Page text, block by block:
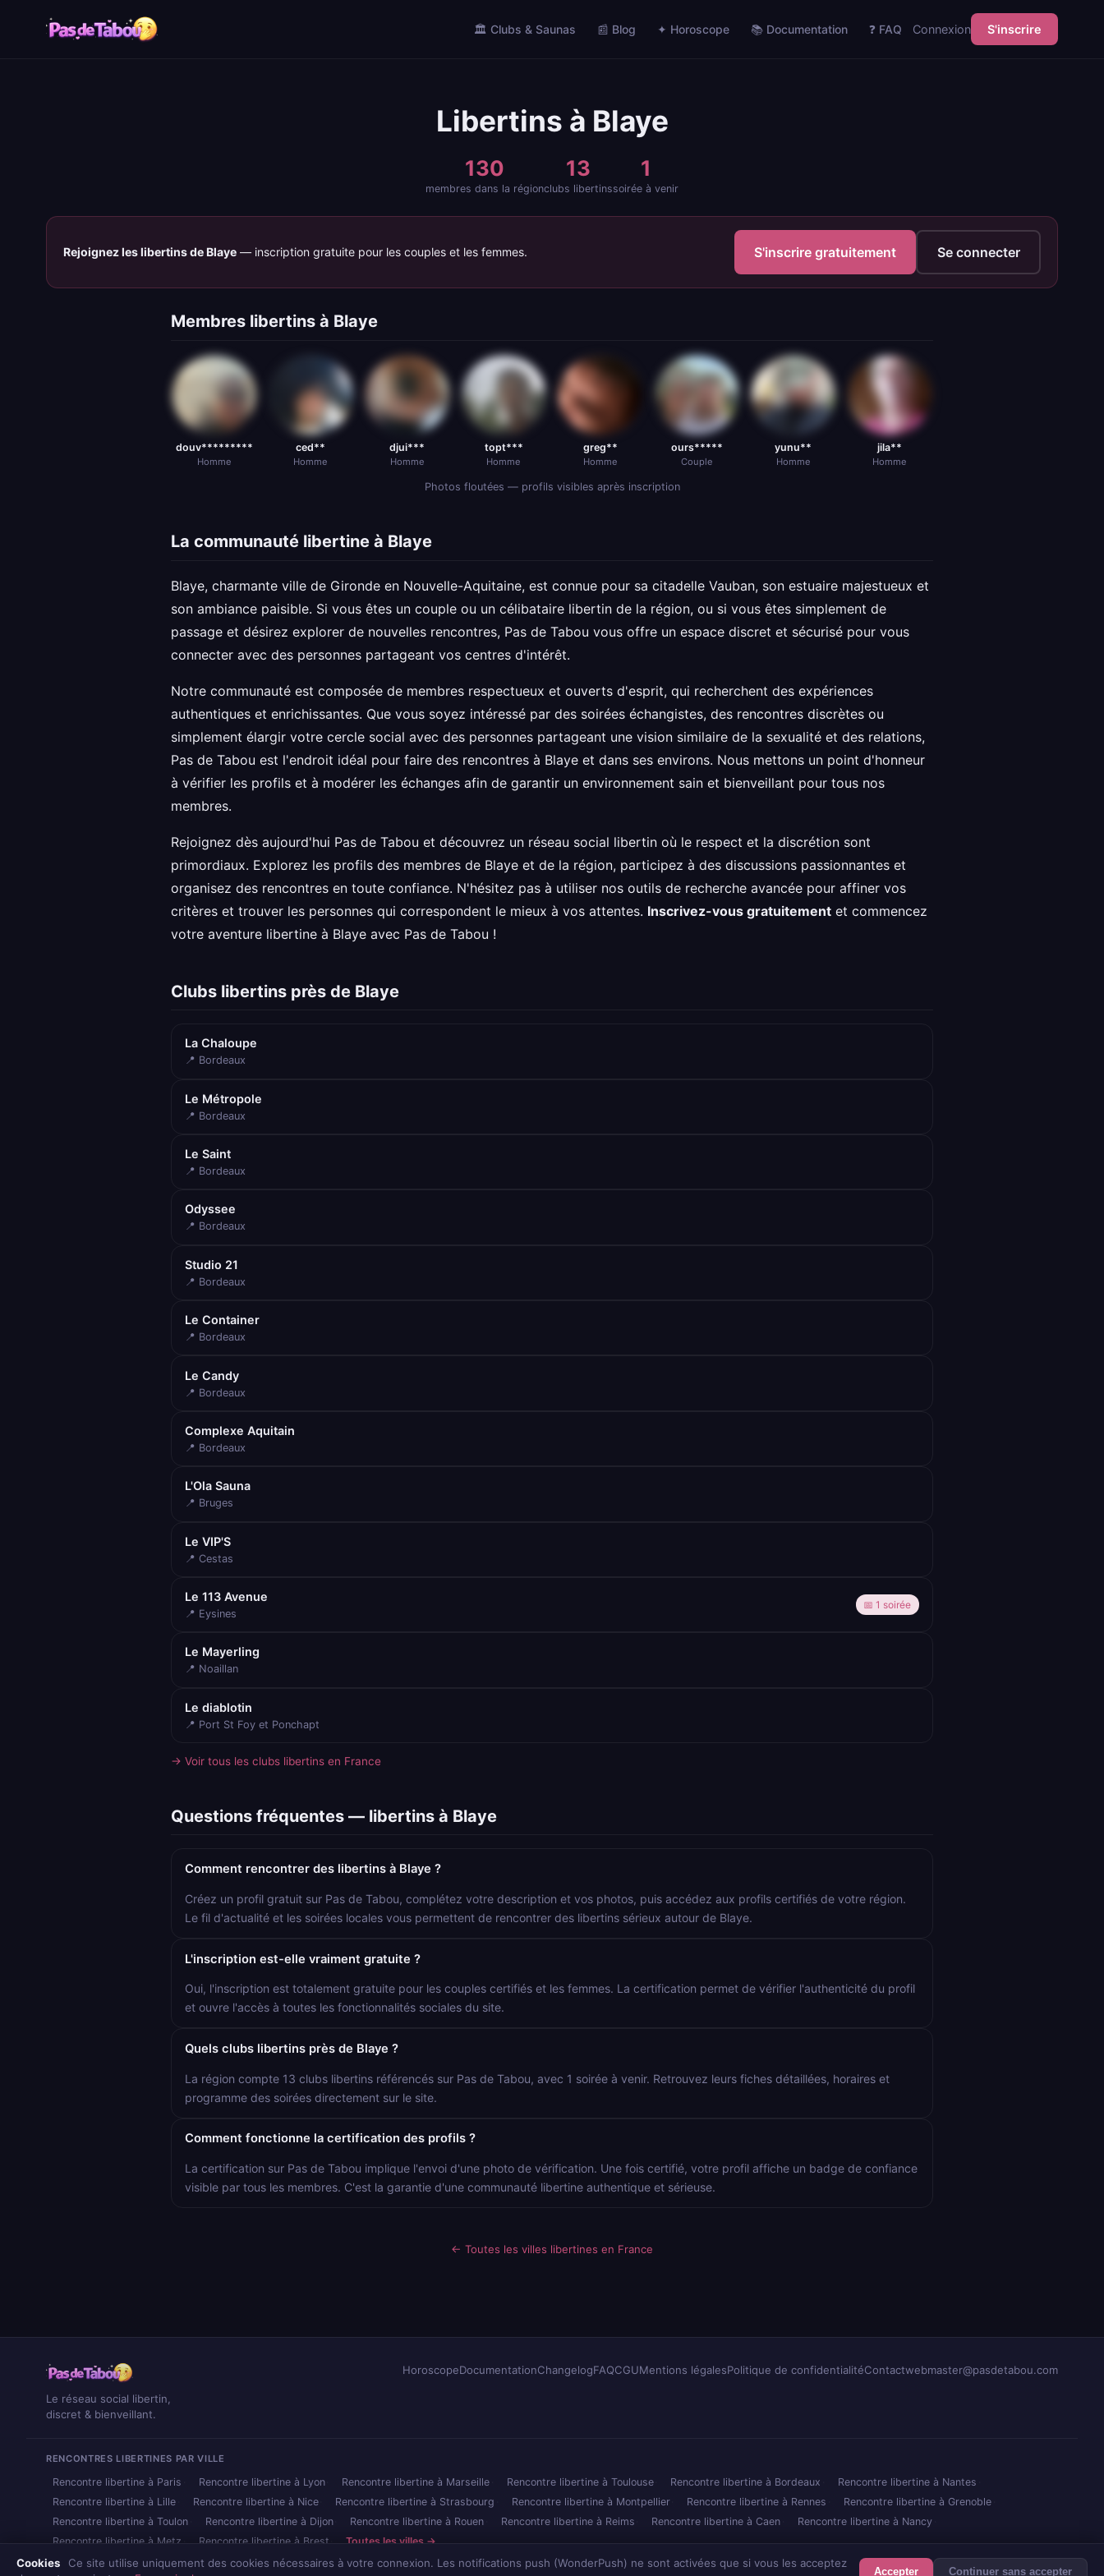
🏛️ Clubs & Saunas 📰 Blog ✦ Horoscope 📚 Documentation ❓ FAQ Connexion S'inscrire
Libertins à Blaye
130
membres dans la région
13
clubs libertins
1
soirée à venir
Rejoignez les libertins de Blaye — inscription gratuite pour les couples et les femmes. S'inscrire gratuitement Se connecter
Membres libertins à Blaye
douv*********
Homme
ced**
Homme
djui***
Homme
topt***
Homme
greg**
Homme
ours*****
Couple
yunu**
Homme
jila**
Homme
Photos floutées — profils visibles après inscription
La communauté libertine à Blaye
Blaye, charmante ville de Gironde en Nouvelle-Aquitaine, est connue pour sa citadelle Vauban, son estuaire majestueux et
son ambiance paisible. Si vous êtes un couple ou un célibataire libertin de la région, ou si vous êtes simplement de
passage et désirez explorer de nouvelles rencontres, Pas de Tabou vous offre un espace discret et sécurisé pour vous
connecter avec des personnes partageant vos centres d'intérêt.
Notre communauté est composée de membres respectueux et ouverts d'esprit, qui recherchent des expériences
authentiques et enrichissantes. Que vous soyez intéressé par des soirées échangistes, des rencontres discrètes ou
simplement élargir votre cercle social avec des personnes partageant une vision similaire de la sexualité et des relations,
Pas de Tabou est l'endroit idéal pour faire des rencontres à Blaye et dans ses environs. Nous mettons un point d'honneur
à vérifier les profils et à modérer les échanges afin de garantir un environnement sain et bienveillant pour tous nos
membres.
Rejoignez dès aujourd'hui Pas de Tabou et découvrez un réseau social libertin où le respect et la discrétion sont
primordiaux. Explorez les profils des membres de Blaye et de la région, participez à des discussions passionnantes et
organisez des rencontres en toute confiance. N'hésitez pas à utiliser nos outils de recherche avancée pour affiner vos
critères et trouver les personnes qui correspondent le mieux à vos attentes. Inscrivez-vous gratuitement et commencez
votre aventure libertine à Blaye avec Pas de Tabou !
Clubs libertins près de Blaye
La Chaloupe
📍 Bordeaux
Le Métropole
📍 Bordeaux
Le Saint
📍 Bordeaux
Odyssee
📍 Bordeaux
Studio 21
📍 Bordeaux
Le Container
📍 Bordeaux
Le Candy
📍 Bordeaux
Complexe Aquitain
📍 Bordeaux
L'Ola Sauna
📍 Bruges
Le VIP'S
📍 Cestas
Le 113 Avenue
📍 Eysines
📅 1 soirée
Le Mayerling
📍 Noaillan
Le diablotin
📍 Port St Foy et Ponchapt
→ Voir tous les clubs libertins en France
Questions fréquentes — libertins à Blaye
Comment rencontrer des libertins à Blaye ?
Créez un profil gratuit sur Pas de Tabou, complétez votre description et vos photos, puis accédez aux profils certifiés de votre région.
Le fil d'actualité et les soirées locales vous permettent de rencontrer des libertins sérieux autour de Blaye.
L'inscription est-elle vraiment gratuite ?
Oui, l'inscription est totalement gratuite pour les couples certifiés et les femmes. La certification permet de vérifier l'authenticité du profil
et ouvre l'accès à toutes les fonctionnalités sociales du site.
Quels clubs libertins près de Blaye ?
La région compte 13 clubs libertins référencés sur Pas de Tabou, avec 1 soirée à venir. Retrouvez leurs fiches détaillées, horaires et
programme des soirées directement sur le site.
Comment fonctionne la certification des profils ?
La certification sur Pas de Tabou implique l'envoi d'une photo de vérification. Une fois certifié, votre profil affiche un badge de confiance
visible par tous les membres. C'est la garantie d'une communauté libertine authentique et sérieuse.
← Toutes les villes libertines en France
Le réseau social libertin,
discret & bienveillant.
HoroscopeDocumentationChangelogFAQCGUMentions légalesPolitique de confidentialitéContactwebmaster@pasdetabou.com
RENCONTRES LIBERTINES PAR VILLE
Rencontre libertine à Paris Rencontre libertine à Lyon Rencontre libertine à Marseille Rencontre libertine à Toulouse Rencontre libertine à Bordeaux
Rencontre libertine à Nantes
Rencontre libertine à Lille
Rencontre libertine à Nice Rencontre libertine à Strasbourg Rencontre libertine à Montpellier Rencontre libertine à Rennes
Rencontre libertine à Grenoble
Rencontre libertine à Toulon
Rencontre libertine à Dijon Rencontre libertine à Rouen Rencontre libertine à Reims Rencontre libertine à Caen
Rencontre libertine à Nancy
Rencontre libertine à Metz
Rencontre libertine à Brest Toutes les villes →
Cookies
Ce site utilise uniquement des cookies nécessaires à votre connexion. Les notifications push (WonderPush) ne sont activées que si vous les acceptez
Accepter Continuer sans accepter